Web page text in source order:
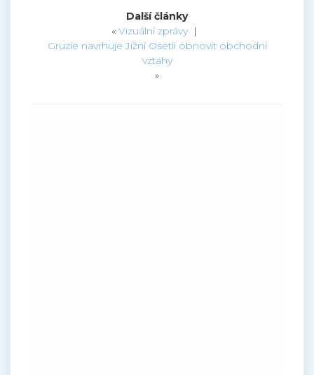
Další články
« Vizuální zprávy |
Gruzie navrhuje Jižní Osetii obnovit obchodní
vztahy
»